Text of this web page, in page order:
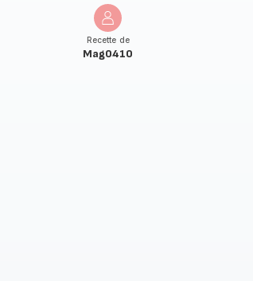
Recette de
Mag0410